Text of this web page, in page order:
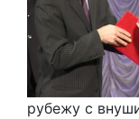
рубежу с